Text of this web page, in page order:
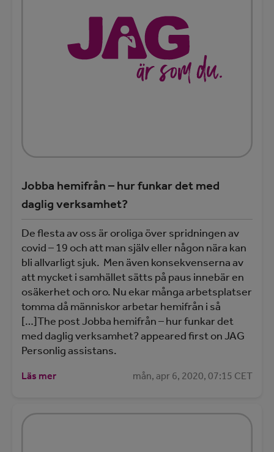
Jobba hemifrån – hur funkar det med
daglig verksamhet?
De flesta av oss är oroliga över spridningen av
covid – 19 och att man själv eller någon nära kan
bli allvarligt sjuk. Men även konsekvenserna av
att mycket i samhället sätts på paus innebär en
osäkerhet och oro. Nu ekar många arbetsplatser
tomma då människor arbetar hemifrån i så
[…]The post Jobba hemifrån – hur funkar det
med daglig verksamhet? appeared first on JAG
Personlig assistans.
Läs mer mån, apr 6, 2020, 07:15 CET